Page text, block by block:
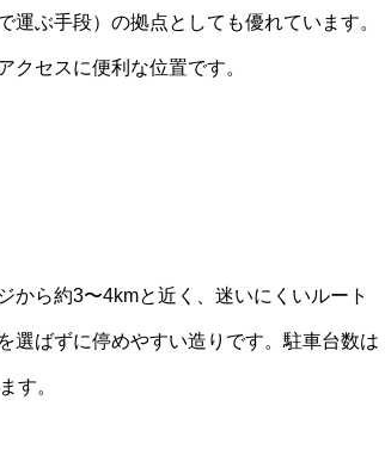
ぶ手段）の拠点としても優れています。
セスに便利な位置です。
から約3〜4kmと近く、迷いにくいルート
選ばずに停めやすい造りです。駐車台数は
す。